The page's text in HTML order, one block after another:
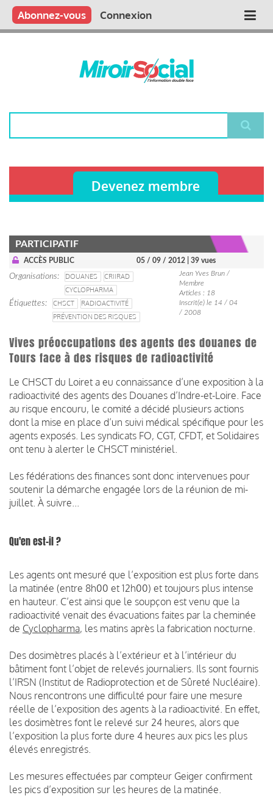
Aller
contenu
Main
Qui sommes nous ?
Vous publiez
Nous publions
Contactez-nous
Abonnez-vous Connexion
Devenez membre
PARTICIPATIF
ACCÈS PUBLIC 05 / 09 / 2012 | 39 vues
Organisations DOUANES
CRIIRAD
CYCLOPHARMA
Étiquettes
CHSCT
RADIOACTIVITÉ
PRÉVENTION DES RISQUES
Jean Yves Brun /
Membre
Articles : 18
Inscrit(e) le 14 / 04
/ 2008
Vives préoccupations des agents des douanes de
Tours face à des risques de radioactivité
Le CHSCT du Loiret a eu connaissance d’une exposition à la
radioactivité des agents des Douanes d’Indre-et-Loire. Face
au risque encouru, le comité a décidé plusieurs actions
dont la mise en place d’un suivi médical spécifique pour les
agents exposés. Les syndicats FO, CGT, CFDT, et Solidaires
ont tenu à alerter le CHSCT ministériel.
Les fédérations des finances sont donc intervenues pour
soutenir la démarche engagée lors de la réunion de mi-
juillet. À suivre...
Qu'en est-il ?
Les agents ont mesuré que l’exposition est plus forte dans
la matinée (entre 8h00 et 12h00) et toujours plus intense
en hauteur. C’est ainsi que le soupçon est venu que la
radioactivité venait des évacuations faites par la cheminée
de Cyclopharma, les matins après la fabrication nocturne.
Des dosimètres placés à l’extérieur et à l’intérieur du
bâtiment font l’objet de relevés journaliers. Ils sont fournis
l’IRSN (Institut de Radioprotection et de Sûreté Nucléaire).
Nous rencontrons une difficulté pour faire une mesure
réelle de l’exposition des agents à la radioactivité. En effet,
les dosimètres font le relevé sur 24 heures, alors que
l’exposition la plus forte dure 4 heures aux pics les plus
élevés enregistrés.
Les mesures effectuées par compteur Geiger confirment
les pics d’exposition sur les heures de la matinée.